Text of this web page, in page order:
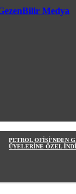
Medya
PETROL OFİSİ'NDEN
ÜYELERİNE ÖZEL